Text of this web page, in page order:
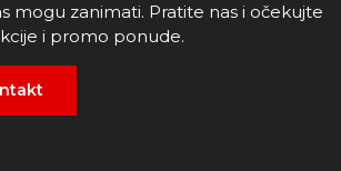
mogu zanimati. Pratite nas i očekujte
i promo ponude.